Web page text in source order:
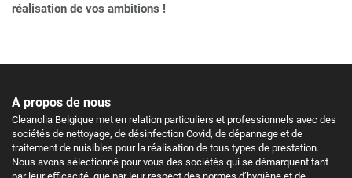
réalisation de vos ambitions !
A propos de nous
Cleanolia Belgique met en relation particuliers et professionnels avec des
sociétés de nettoyage, de désinfection Covid, de dépannage et de
traitement de nuisibles pour la réalisation de tous types de prestation.
Nous avons sélectionné pour vous des sociétés qui se démarquent tant